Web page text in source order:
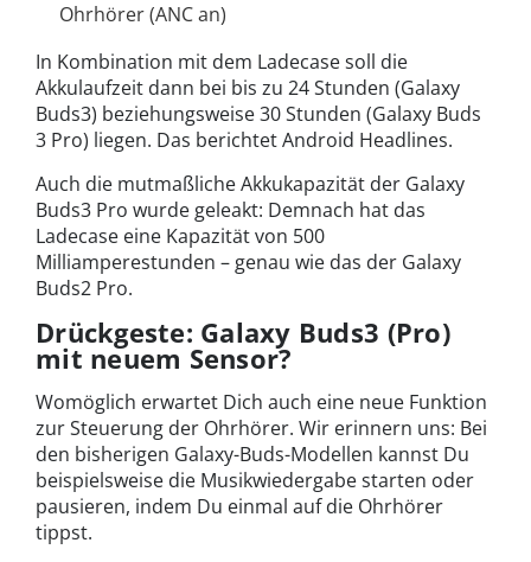
Ohrhörer (ANC an)
In Kombination mit dem Ladecase soll die
Akkulaufzeit dann bei bis zu 24 Stunden (Galaxy
Buds3) beziehungsweise 30 Stunden (Galaxy Buds
3 Pro) liegen. Das berichtet Android Headlines.
Auch die mutmaßliche Akkukapazität der Galaxy
Buds3 Pro wurde geleakt: Demnach hat das
Ladecase eine Kapazität von 500
Milliamperestunden – genau wie das der Galaxy
Buds2 Pro.
Drückgeste: Galaxy Buds3 (Pro)
mit neuem Sensor?
Womöglich erwartet Dich auch eine neue Funktion
zur Steuerung der Ohrhörer. Wir erinnern uns: Bei
den bisherigen Galaxy-Buds-Modellen kannst Du
beispielsweise die Musikwiedergabe starten oder
pausieren, indem Du einmal auf die Ohrhörer
tippst.